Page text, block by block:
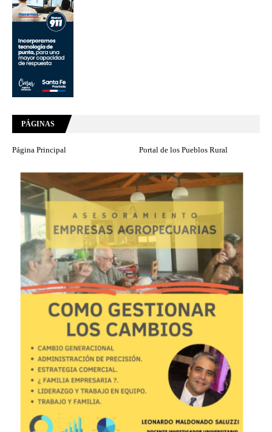
PÁGINAS
Página Principal Portal de los Pueblos Rural